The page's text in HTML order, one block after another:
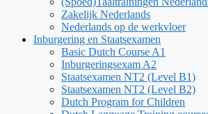
Zakelijk Nederlands
Nederlands op de werkvloer
Inburgering en Staatsexamen
Basic Dutch Course A1
Inburgeringsexam A2
Staatsexamen NT2 (Level B1)
Staatsexamen NT2 (Level B2)
Dutch Program for Children